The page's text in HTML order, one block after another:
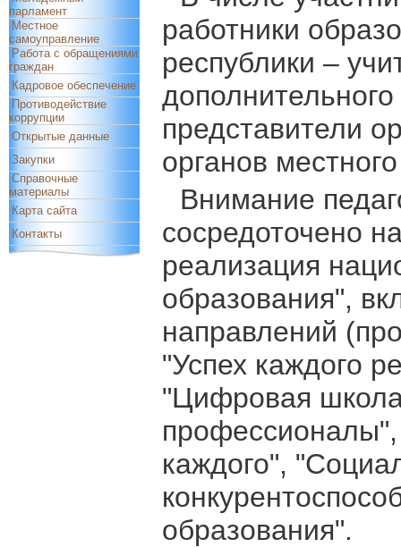
парламент
Местное
самоуправление
Работа с обращениями
граждан
Кадровое обеспечение
Противодействие
коррупции
Открытые данные
Закупки
Справочные
материалы
Карта сайта
Контакты
работники
республики –
представители
органов
Внимание
сосредоточено
реализация
образования",
направлений
"Успех каждого
"Цифровая
каждого",
образования".